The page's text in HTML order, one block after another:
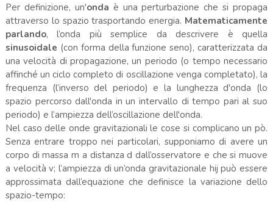
Per definizione, un'onda è una perturbazione che si propaga
attraverso lo spazio trasportando energia. Matematicamente
parlando, l’onda più semplice da descrivere è quella
sinusoidale (con forma della funzione seno), caratterizzata da
una velocità di propagazione, un periodo (o tempo necessario
affinché un ciclo completo di oscillazione venga completato), la
frequenza (l’inverso del periodo) e la lunghezza d'onda (lo
spazio percorso dall'onda in un intervallo di tempo pari al suo
periodo) e l’ampiezza dell’oscillazione dell'onda.
Nel caso delle onde gravitazionali le cose si complicano un pò.
Senza entrare troppo nei particolari, supponiamo di avere un
corpo di massa m a distanza d dall’osservatore e che si muove
a velocità v; l’ampiezza di un’onda gravitazionale hij può essere
approssimata dall’equazione che definisce la variazione dello
spazio-tempo: